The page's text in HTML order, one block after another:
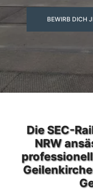
BEWIRB DICH
Die SEC-
NRW